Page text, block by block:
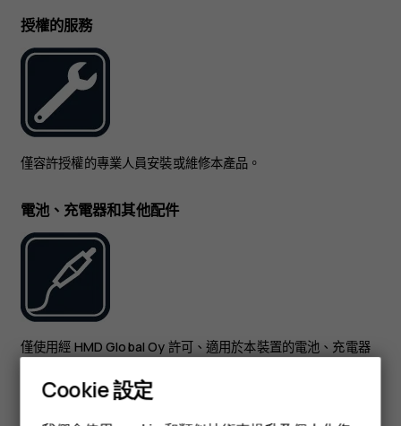
智慧型手機
授權的服務
僅容許授權的專業人員安裝或維修本產品。
電池、充電器和其他配件
僅使用經 HMD Global Oy 許可、適用於本裝置的電池、充電器
Cookie 設定